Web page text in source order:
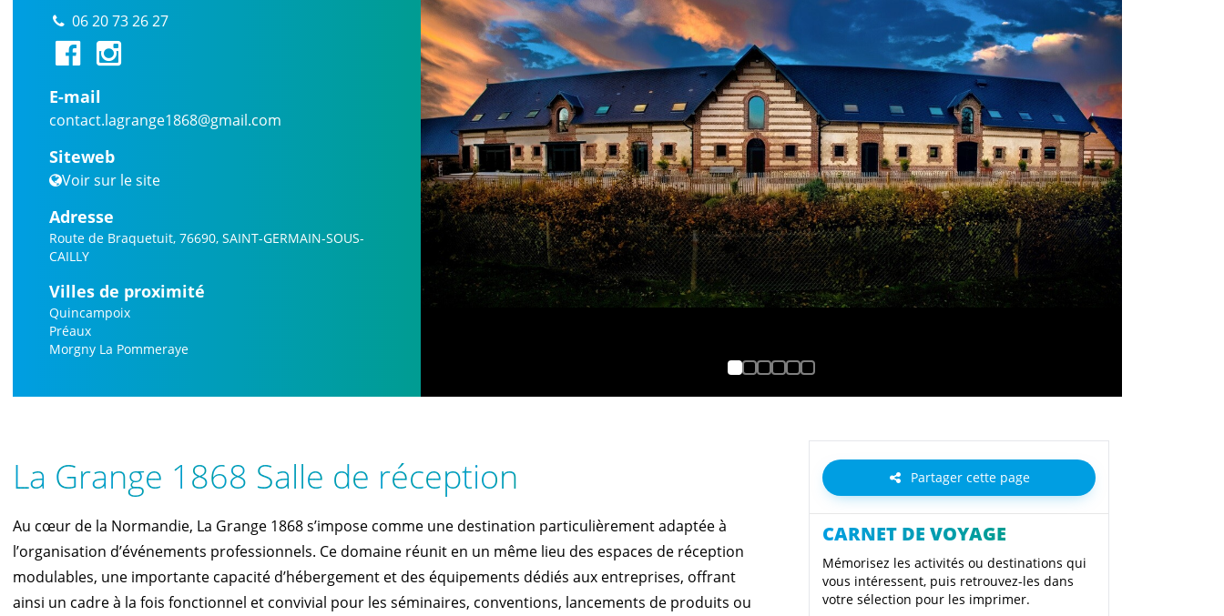
06 20 73 26 27
E-mail
contact.lagrange1868@gmail.com
Siteweb
Voir sur le site
Adresse
Route de Braquetuit, 76690, SAINT-GERMAIN-SOUS-
CAILLY
Villes de proximité
Quincampoix
Préaux
Morgny La Pommeraye
La Grange 1868 Salle de réception
Au cœur de la Normandie, La Grange 1868 s’impose comme une destination particulièrement adaptée à
l’organisation d’événements professionnels. Ce domaine réunit en un même lieu des espaces de réception
modulables, une importante capacité d’hébergement et des équipements dédiés aux entreprises, offrant
ainsi un cadre à la fois fonctionnel et convivial pour les séminaires, conventions, lancements de produits ou
Partager cette page
CARNET DE VOYAGE
Mémorisez les activités ou destinations qui
vous intéressent, puis retrouvez-les dans
votre sélection pour les imprimer.